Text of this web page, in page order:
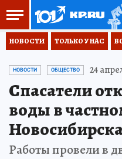
НОВОСТИ ТОЛЬКО У НАС
НОВОСТИ ОБЩЕСТВО 24
Спасатели
воды в
Работы провели в